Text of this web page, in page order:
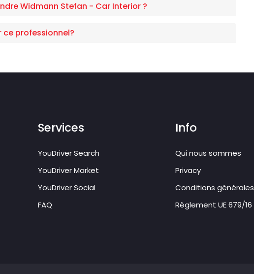
Widmann Stefan - Car Interior ?
professionnel?
Services
YouDriver Search
YouDriver Market
YouDriver Social
FAQ
Info
Qui nous sommes
Privacy
Conditions générales
Règlement UE 679/16